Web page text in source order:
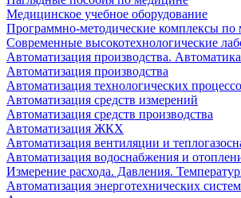
Медицинское учебное оборудование
Программно-методические комплексы по
Современные высокотехнологические
Автоматизация производства.
Автоматизация производства
Автоматизация технологических
Автоматизация средств измерений
Автоматизация средств производства
Автоматизация ЖКХ
Автоматизация вентиляции и
Автоматизация водоснабжения и
Измерение расхода. Давления.
Автоматизация энерготехнических систем